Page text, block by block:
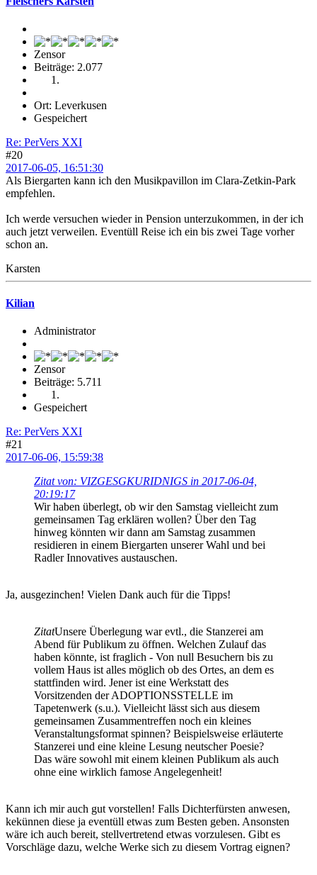
Zensor
Beiträge: 2.077
Ort: Leverkusen
Gespeichert
Re: PerVers XXI
#20
2017-06-05, 16:51:30
Als Biergarten kann ich den Musikpavillon im Clara-Zetkin-Park
empfehlen.
Ich werde versuchen wieder in Pension unterzukommen, in der ich
auch jetzt verweilen. Eventüll Reise ich ein bis zwei Tage vorher
schon an.
Karsten
Kilian
Administrator
Zensor
Beiträge: 5.711
Gespeichert
Re: PerVers XXI
#21
2017-06-06, 15:59:38
Zitat von: VIZGESGKURIDNIGS in 2017-06-04,
20:19:17
Wir haben überlegt, ob wir den Samstag vielleicht zum
gemeinsamen Tag erklären wollen? Über den Tag
hinweg könnten wir dann am Samstag zusammen
residieren in einem Biergarten unserer Wahl und bei
Radler Innovatives austauschen.
Ja, ausgezinchen! Vielen Dank auch für die Tipps!
ZitatUnsere Überlegung war evtl., die Stanzerei am
Abend für Publikum zu öffnen. Welchen Zulauf das
haben könnte, ist fraglich - Von null Besuchern bis zu
vollem Haus ist alles möglich ob des Ortes, an dem es
stattfinden wird. Jener ist eine Werkstatt des
Vorsitzenden der ADOPTIONSSTELLE im
Tapetenwerk (s.u.). Vielleicht lässt sich aus diesem
gemeinsamen Zusammentreffen noch ein kleines
Veranstaltungsformat spinnen? Beispielsweise erläuterte
Stanzerei und eine kleine Lesung neutscher Poesie?
Das wäre sowohl mit einem kleinen Publikum als auch
ohne eine wirklich famose Angelegenheit!
Kann ich mir auch gut vorstellen! Falls Dichterfürsten anwesen,
kekünnen diese ja eventüll etwas zum Besten geben. Ansonsten
wäre ich auch bereit, stellvertretend etwas vorzulesen. Gibt es
Vorschläge dazu, welche Werke sich zu diesem Vortrag eignen?